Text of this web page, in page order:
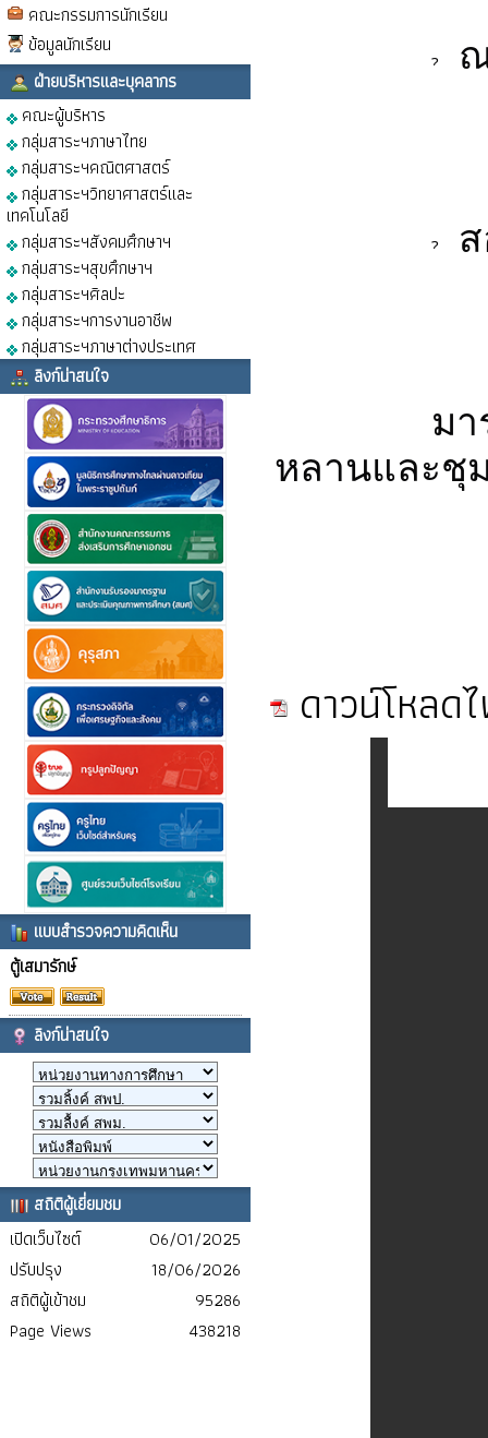
คณะกรรมการนักเรียน
ข้อมูลนักเรียน
ฝ่ายบริหารและบุคลากร
คณะผู้บริหาร
กลุ่มสาระฯภาษาไทย
กลุ่มสาระฯคณิตศาสตร์
กลุ่มสาระฯวิทยาศาสตร์และ
เทคโนโลยี
กลุ่มสาระฯสังคมศึกษาฯ
กลุ่มสาระฯสุขศึกษาฯ
กลุ่มสาระฯศิลปะ
กลุ่มสาระฯการงานอาชีพ
กลุ่มสาระฯภาษาต่างประเทศ
ลิงก์น่าสนใจ
แบบสำรวจความคิดเห็น
ตู้เสมารักษ์
ลิงก์น่าสนใจ
สถิติผู้เยี่ยมชม
เปิดเว็บไซต์
06/01/2025
ปรับปรุง
18/06/2026
สถิติผู้เข้าชม
95286
Page Views
438218
หลานและชุ
ดาวน์โหลด